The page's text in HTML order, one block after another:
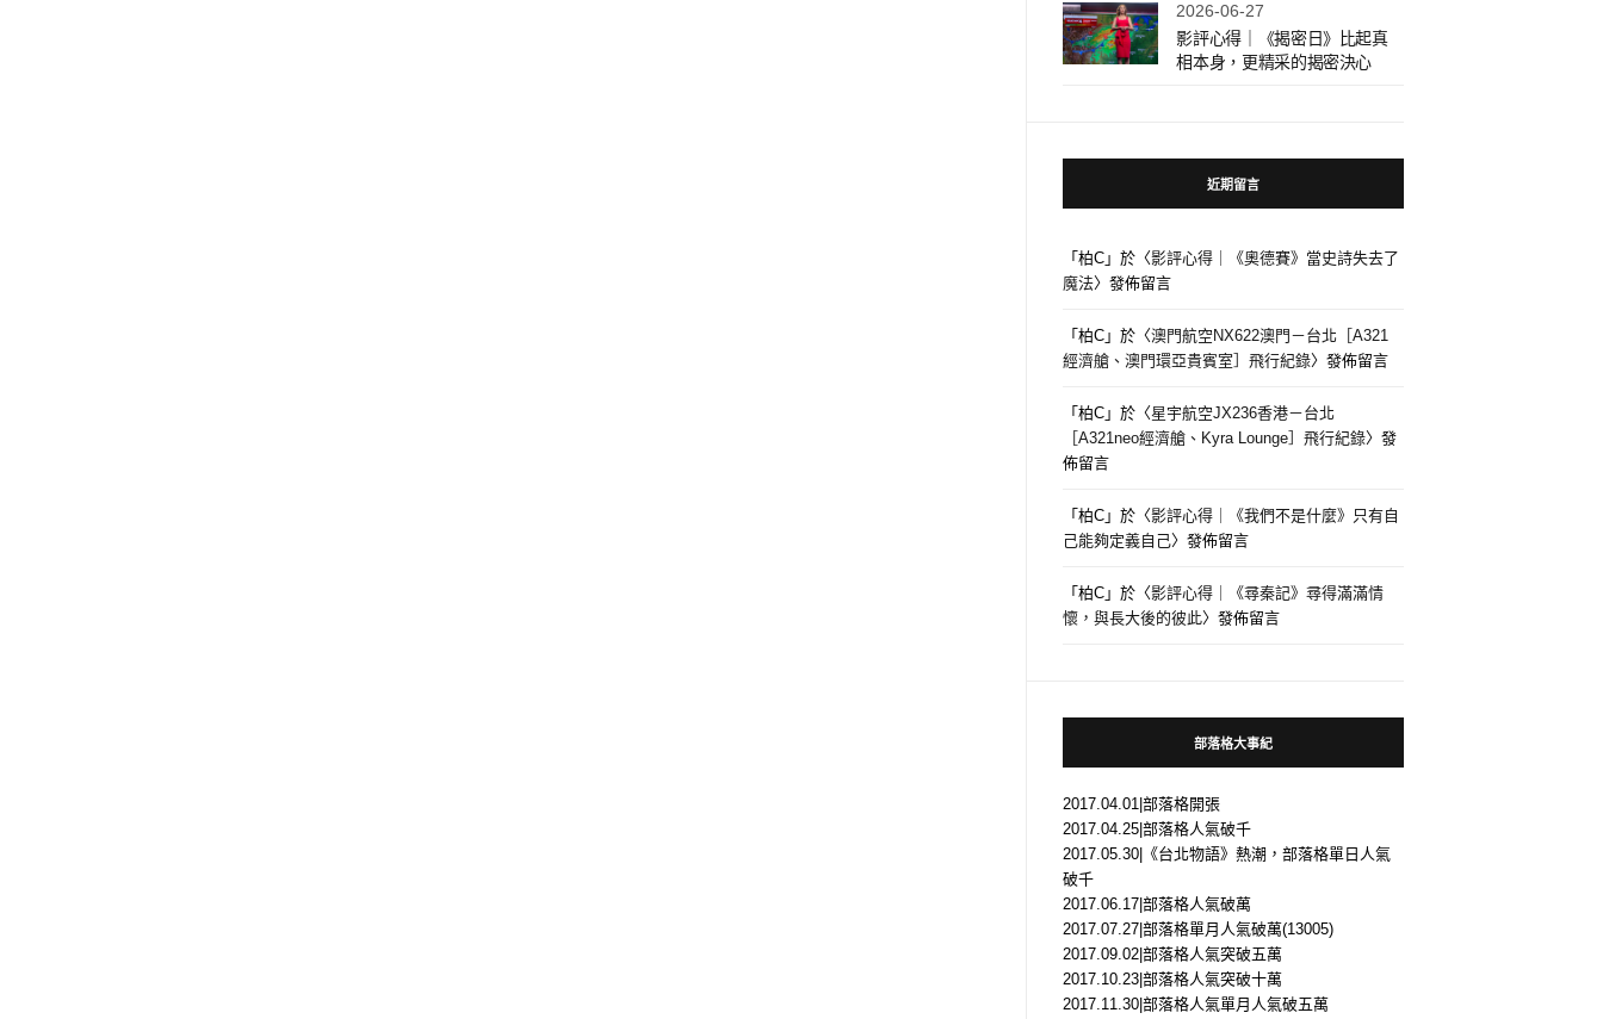
2026-06-27
影評心得｜《揭密日》比起真
相本身，更精采的揭密決心
近期留言
「柏C 」於〈影評心得｜《奧德賽》當史詩失去了
魔法〉發佈留言
「柏C 」於〈澳門航空NX622澳門－台北［A321
經濟艙、澳門環亞貴賓室］飛行紀錄〉發佈留言
「柏C 」於〈星宇航空JX236香港－台北
［A321neo經濟艙、Kyra Lounge］飛行紀錄〉發
佈留言
「柏C 」於〈影評心得｜《我們不是什麼》只有自
己能夠定義自己〉發佈留言
「柏C 」於〈影評心得｜《尋秦記》尋得滿滿情
懷，與長大後的彼此〉發佈留言
部落格大事紀
2017.04.01|部落格開張
2017.04.25|部落格人氣破千
2017.05.30|《台北物語》熱潮，部落格單日人氣
破千
2017.06.17|部落格人氣破萬
2017.07.27|部落格單月人氣破萬(13005)
2017.09.02|部落格人氣突破五萬
2017.10.23|部落格人氣突破十萬
2017.11.30|部落格人氣單月人氣破五萬